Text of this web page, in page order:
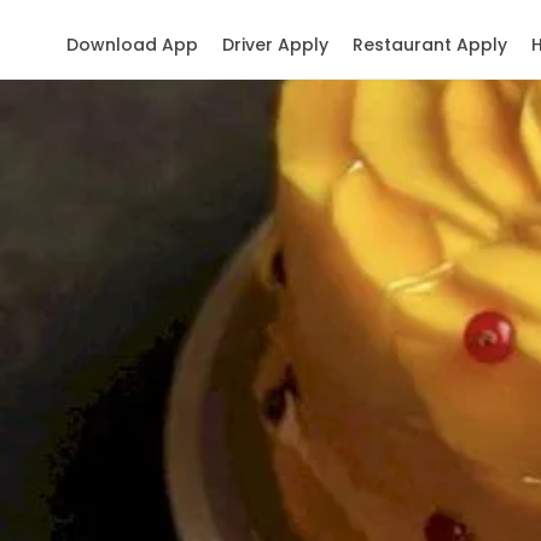
Restaurant Apply
Driver Apply
Download App